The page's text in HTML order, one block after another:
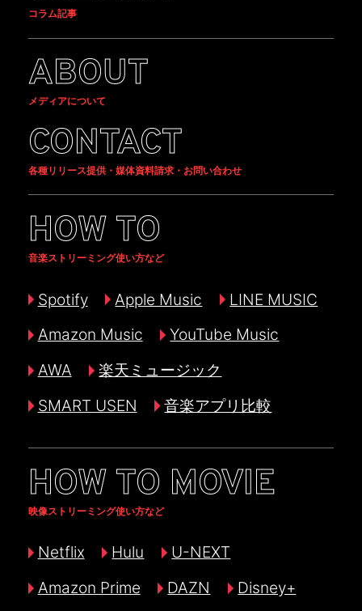
コラム記事
ABOUT
メディアについて
CONTACT
各種リリース提供・媒体資料請求・お問い合わせ
HOW TO
音楽ストリーミング使い方など
Spotify Apple Music
LINE MUSIC
Amazon Music
YouTube Music
AWA
楽天ミュージック
SMART USEN
音楽アプリ比較
HOW TO MOVIE
映像ストリーミング使い方など
Netflix Hulu
U-NEXT
Amazon Prime
DAZN
Disney+